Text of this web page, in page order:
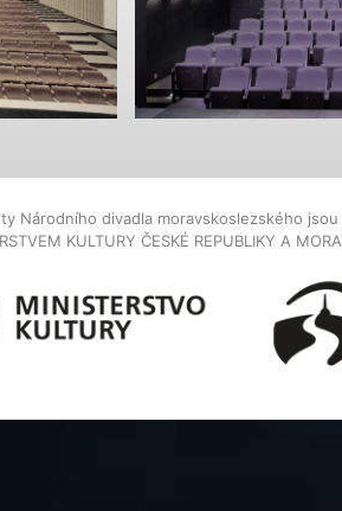
Národního divadla moravskoslezského
KULTURY ČESKÉ REPUBLIKY A